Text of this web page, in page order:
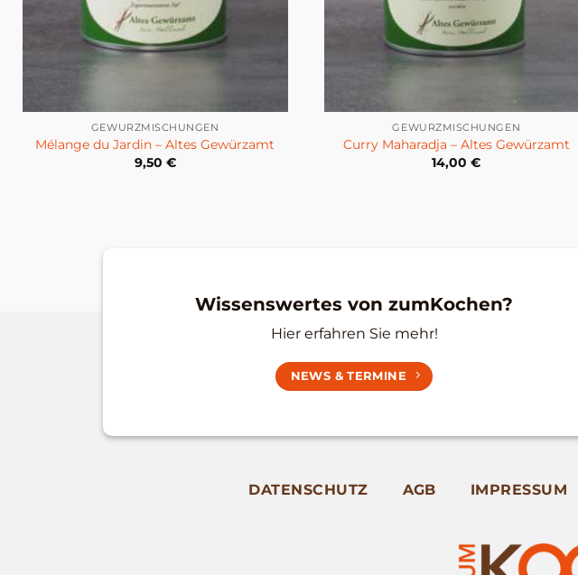
GEWÜRZMISCHUNGEN
Mélange du Jardin – Altes Gewürzamt
9,50 €
GEWÜRZMISCHUNGEN
Curry Maharadja – Altes Gewürzamt
14,00€
Wissenswertes von zumKochen?
Hier erfahren Sie mehr!
NEWS & TERMINE
DATENSCHUTZ AGB IMPRESSUM